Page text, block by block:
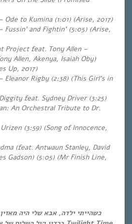
Ode to Kumina (1:01) (Arise, 2017)
Fussin’ and Fightin’ (5:05) (Arise,
Project feat. Tony Allen –
Allen, Akenya, Isaiah Oby)
Up, 2017)
Eleanor Rigby (2:38) (This Girl’s in
feat. Sydney Driver (3:25)
An Orchestral Tribute to Dr.
(3:59) (Song of Innocence,
(feat. Antwaun Stanley, David
Gadson) (5:05) (Mr Finish Line,